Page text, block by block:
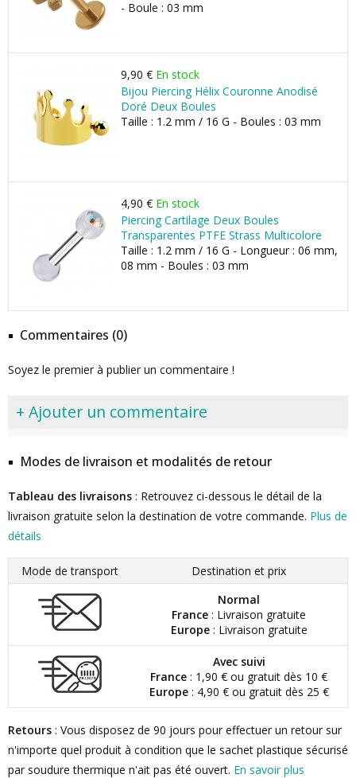
- Boule : 03 mm
9,90 € En stock
Bijou Piercing Hélix Couronne Anodisé
Doré Deux Boules
Taille : 1.2 mm / 16 G - Boules : 03 mm
4,90 € En stock
Piercing Cartilage Deux Boules
Transparentes PTFE Strass Multicolore
Taille : 1.2 mm / 16 G - Longueur : 06 mm,
08 mm - Boules : 03 mm
Commentaires (0)
Soyez le premier à publier un commentaire !
+ Ajouter un commentaire
Modes de livraison et modalités de retour
Tableau des livraisons : Retrouvez ci-dessous le détail de la
livraison gratuite selon la destination de votre commande. Plus de
détails
Mode de transport
Destination et prix
Normal
France : Livraison gratuite
Europe: Livraison gratuite
Avec suivi
France : 1,90 € ou gratuit dès 10 €
Europe: 4,90 € ou gratuit dès 25 €
Retours : Vous disposez de 90 jours pour effectuer un retour sur
n'importe quel produit à condition que le sachet plastique sécurisé
par soudure thermique n'ait pas été ouvert. En savoir plus